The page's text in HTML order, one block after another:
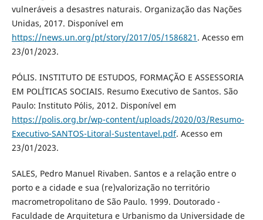
vulneráveis a desastres naturais. Organização das Nações
Unidas, 2017. Disponível em
https://news.un.org/pt/story/2017/05/1586821 . Acesso em
23/01/2023.
PÓLIS. INSTITUTO DE ESTUDOS, FORMAÇÃO E ASSESSORIA
EM POLÍTICAS SOCIAIS. Resumo Executivo de Santos. São
Paulo: Instituto Pólis, 2012. Disponível em
https://polis.org.br/wp-content/uploads/2020/03/Resumo-
Executivo-SANTOS-Litoral-Sustentavel.pdf. Acesso em
23/01/2023.
SALES, Pedro Manuel Rivaben. Santos e a relação entre o
porto e a cidade e sua (re)valorização no território
macrometropolitano de São Paulo. 1999. Doutorado -
Faculdade de Arquitetura e Urbanismo da Universidade de